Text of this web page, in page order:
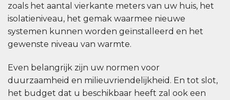
zoals het aantal vierkante meters van uw huis, het
isolatieniveau, het gemak waarmee nieuwe
systemen kunnen worden geïnstalleerd en het
gewenste niveau van warmte.
Even belangrijk zijn uw normen voor
duurzaamheid en milieuvriendelijkheid. En tot slot,
het budget dat u beschikbaar heeft zal ook een